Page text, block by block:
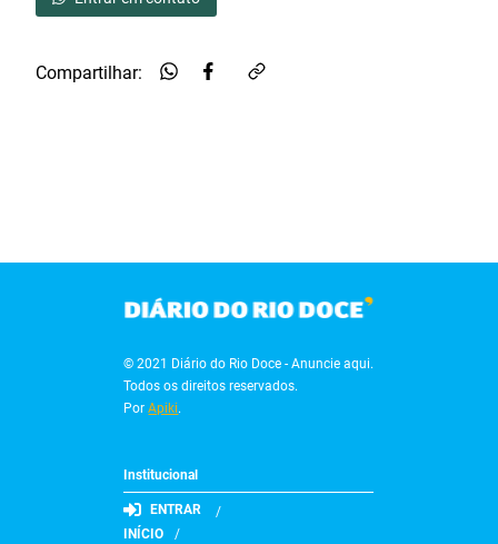
Compartilhar:
© 2021 Diário do Rio Doce - Anuncie aqui.
Todos os direitos reservados.
PorApiki.
Institucional
ENTRAR
INÍCIO